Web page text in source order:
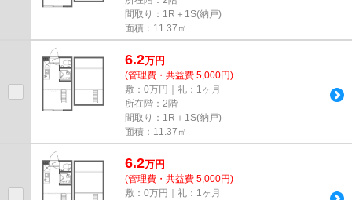
間取り：1R＋1S(納戸)
面積：11.37㎡
6.2万円
(管理費・共益費 5,000円)
敷：0万円｜礼：1ヶ月
所在階：2階
間取り：1R＋1S(納戸)
面積：11.37㎡
6.2万円
(管理費・共益費 5,000円)
敷：0万円｜礼：1ヶ月